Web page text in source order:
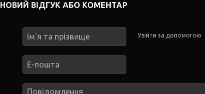
НОВИЙ ВІДГУК АБО КОМЕНТАР
Увійти за допомогою